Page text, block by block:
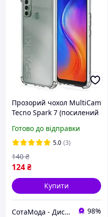
Прозорий чохол MultiCam
Tecno Spark 7 (посилений
Готово до відправки
5.0 (3)
124₴
140 ₴
Купити
СотаМода - Дискаунтер аксесуарів 98%